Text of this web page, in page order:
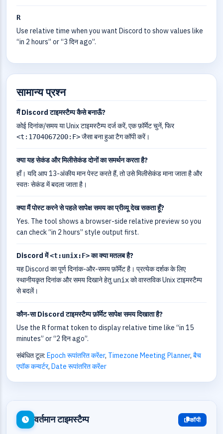
R
Use relative time when you want Discord to show values like
“in 2 hours” or “3 दिन ago”.
सामान्य प्रश्न
मैं Discord टाइमस्टैम्प कैसे बनाऊँ?
कोई दिनांक/समय या Unix टाइमस्टैम्प दर्ज करें, एक फ़ॉर्मेट चुनें, फिर
<t:1704067200:F>जैसा बना हुआ टैग कॉपी करें।
क्या यह सेकंड और मिलीसेकंड दोनों का समर्थन करता है?
हाँ। यदि आप 13-अंकीय मान पेस्ट करते हैं, तो उसे मिलीसेकंड माना जाता है और
स्वतः सेकंड में बदला जाता है।
क्या मैं पोस्ट करने से पहले सापेक्ष समय का प्रीव्यू देख सकता हूँ?
Yes. The tool shows a browser-side relative preview so you
can check “in 2 hours” style output first.
Discord में<t:unix:F>का क्या मतलब है?
यह Discord का पूर्ण दिनांक-और-समय फ़ॉर्मेट है। प्रत्येक दर्शक के लिए
स्थानीयकृत दिनांक और समय दिखाने हेतु unixको वास्तविक Unix टाइमस्टैम्प
से बदलें।
कौन-सा Discord टाइमस्टैम्प फ़ॉर्मेट सापेक्ष समय दिखाता है?
Use the Rformat token to display relative time like “in 15
minutes” or “2 दिन ago”.
संबंधित टूल: Epoch रूपांतरित करेंer, Timezone Meeting Planner, बैच
एपॉक कन्वर्टर, Date रूपांतरित करेंer
वर्तमान टाइमस्टैम्प कॉपी